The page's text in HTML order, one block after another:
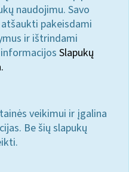
naudojimu. Savo
pakeisdami
ir ištrindami
Slapukų
veikimui ir įgalina
Be šių slapukų